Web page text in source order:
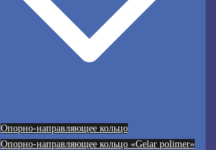
Опорно-направляющее кольцо
Опорно-направляющее кольцо «Gelar polimer»